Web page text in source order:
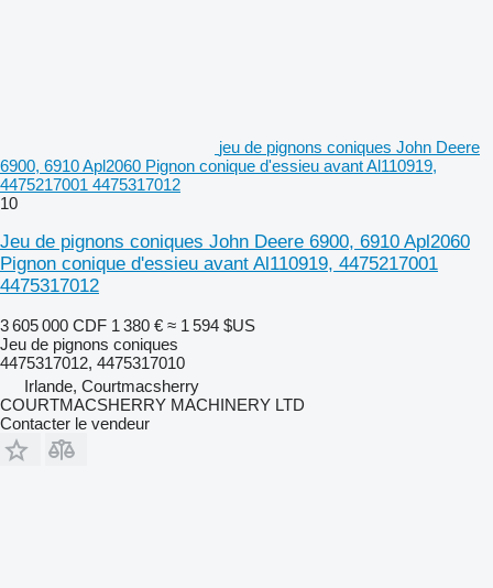
jeu de pignons coniques John Deere
6900, 6910 Apl2060 Pignon conique d'essieu avant Al110919,
4475217001 4475317012
10
Jeu de pignons coniques John Deere 6900, 6910 Apl2060
Pignon conique d'essieu avant Al110919, 4475217001
4475317012
3 605 000 CDF 1 380 € ≈ 1 594 $US
Jeu de pignons coniques
4475317012, 4475317010
Irlande, Courtmacsherry
COURTMACSHERRY MACHINERY LTD
Contacter le vendeur